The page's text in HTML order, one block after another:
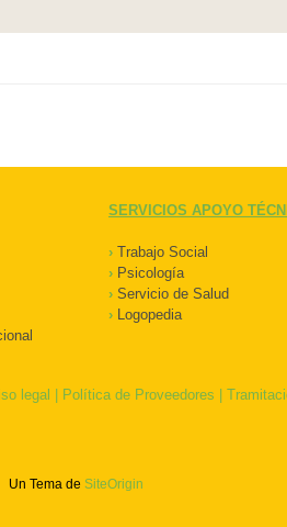
SERVICIOS APOYO
› Trabajo Social
› Psicología
› Servicio de Salud
› Logopedia
legal Política de Proveedores
Un Tema de SiteOrigin